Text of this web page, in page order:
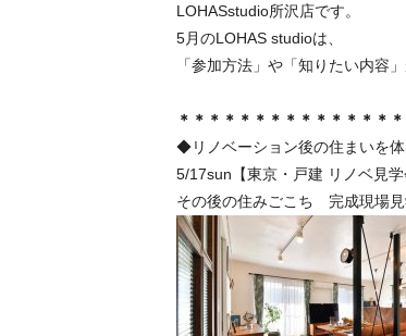
LOHASstudio所沢店です。
5月のLOHAS studioは、
「参加方法」や「知りたい内容
＊＊＊＊＊＊＊＊＊＊＊＊＊＊
◆リノベーション後の住まいを
5/17sun【東京・戸建 リノベ見学
その後の住みごこち 完成現場見